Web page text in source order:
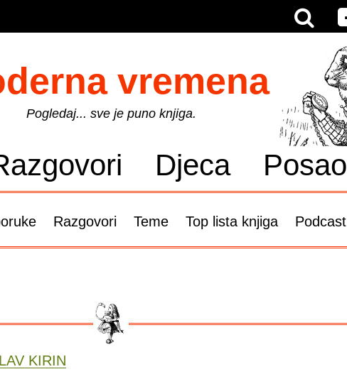
vremena
Pogledaj... sve je puno knjiga.
Djeca Posao
Razgovori Teme Top lista knjiga Podcast
KIRIN